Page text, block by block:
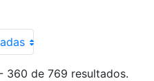
360 de 769 resultados.